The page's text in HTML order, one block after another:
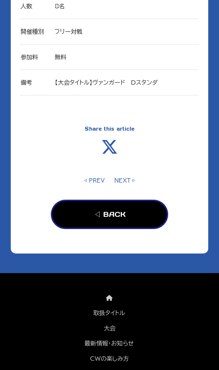
人数 8名
開催種別 フリー対戦
参加料 無料
備考 【大会タイトル】ヴァンガード Ｄスタンダ
Share this article
◁ PREV NEXT ▷
◁ BACK
取扱タイトル
大会
最新情報・お知らせ
CWの楽しみ方